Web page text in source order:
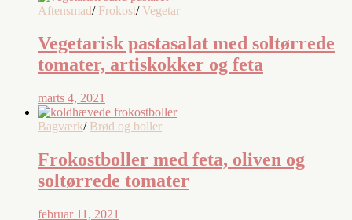
Aftensmad/ Frokost/ Vegetar
Vegetarisk pastasalat med soltørrede
tomater, artiskokker og feta
marts 4, 2021
Bagværk/ Brød og boller
Frokostboller med feta, oliven og
soltørrede tomater
februar 11, 2021